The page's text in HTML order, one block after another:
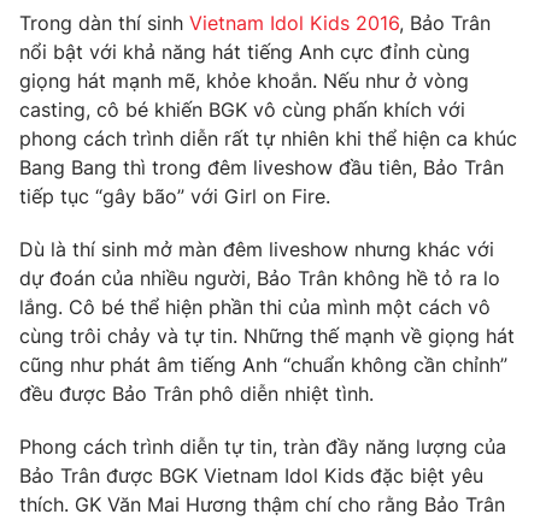
Câu chuyện quốc tế
Tài chính
Thị trường
Góc doanh nghiệp
Dữ liệu và đời sống
Truyền hình
Phim VTV
Hậu trường
Nhân vật
Khán giả
Giải sao mai
Giải trí
Điện ảnh
Âm nhạc
Sao
Đời sống
Du lịch
Làm đẹp
Chất lượng cuộc sống
Giáo dục
Tuyển sinh
Công nghệ
Hitech Công nghệ tương lai
Sản phẩm
Giao lưu trực tuyến
Trong dàn thí sinh Vietnam Idol Kids 2016, Bảo Trân
nổi bật với khả năng hát tiếng Anh cực đỉnh cùng
giọng hát mạnh mẽ, khỏe khoắn. Nếu như ở vòng
casting, cô bé khiến BGK vô cùng phấn khích với
phong cách trình diễn rất tự nhiên khi thể hiện ca khúc
Bang Bang thì trong đêm liveshow đầu tiên, Bảo Trân
tiếp tục “gây bão” với Girl on Fire.
Dù là thí sinh mở màn đêm liveshow nhưng khác với
dự đoán của nhiều người, Bảo Trân không hề tỏ ra lo
lắng. Cô bé thể hiện phần thi của mình một cách vô
cùng trôi chảy và tự tin. Những thế mạnh về giọng hát
cũng như phát âm tiếng Anh “chuẩn không cần chỉnh”
đều được Bảo Trân phô diễn nhiệt tình.
Phong cách trình diễn tự tin, tràn đầy năng lượng của
Bảo Trân được BGK Vietnam Idol Kids đặc biệt yêu
thích. GK Văn Mai Hương thậm chí cho rằng Bảo Trân